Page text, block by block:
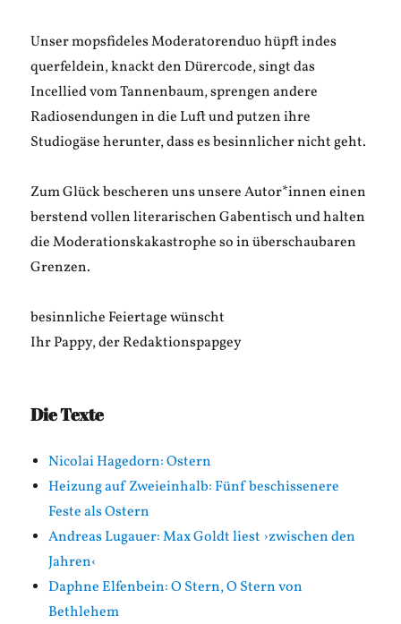
Unser mopsfideles Moderatorenduo hüpft indes
querfeldein, knackt den Dürercode, singt das
Incellied vom Tannenbaum, sprengen andere
Radiosendungen in die Luft und putzen ihre
Studiogäse herunter, dass es besinnlicher nicht geht.
Zum Glück bescheren uns unsere Autor*innen einen
berstend vollen literarischen Gabentisch und halten
die Moderationskakastrophe so in überschaubaren
Grenzen.
besinnliche Feiertage wünscht
Ihr Pappy, der Redaktionspapgey
Die Texte
Nicolai Hagedorn: Ostern
Heizung auf Zweieinhalb: Fünf beschissenere
Feste als Ostern
Andreas Lugauer: Max Goldt liest ›zwischen den
Jahren‹
Daphne Elfenbein: O Stern, O Stern von
Bethlehem